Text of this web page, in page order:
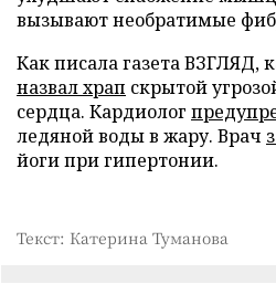
вызывают необратимые
Как писала газета ВЗГЛЯД,
назвал храп скрытой
сердца. Кардиолог
ледяной воды в жару. Врач
йоги при гипертонии.
Текст: Катерина Туманова